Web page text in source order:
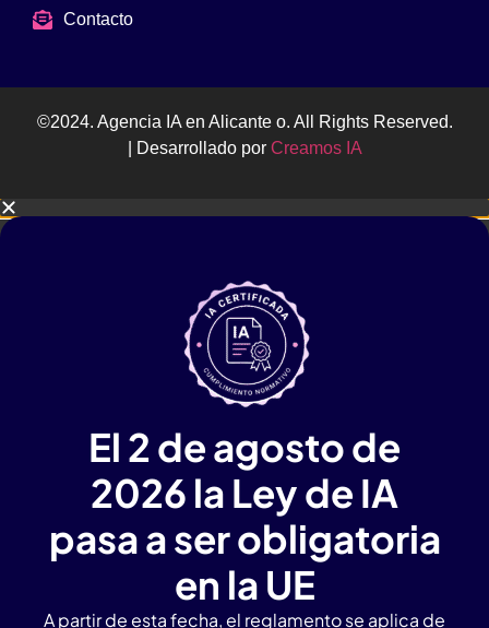
Contacto
©2024. Agencia IA en Alicante o. All Rights Reserved.
| Desarrollado por Creamos IA
El 2 de agosto de
2026 la Ley de IA
pasa a ser obligatoria
en la UE
A partir de esta fecha, el reglamento se aplica de